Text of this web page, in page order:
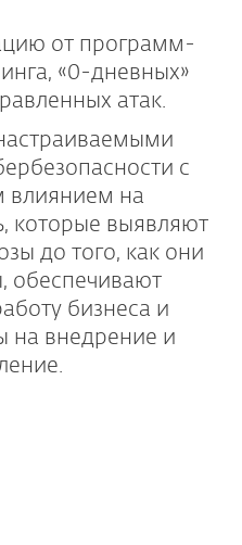
от программ-
«0-дневных»
атак.
с
на
которые выявляют
до того, как они
обеспечивают
бизнеса и
на внедрение и